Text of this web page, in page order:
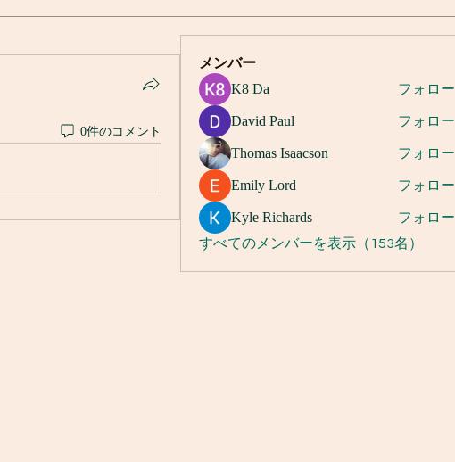
0件のコメント
メンバー
K8 Da フォロー
David Paul フォロー
Thomas Isaacson フォロー
Emily Lord フォロー
Kyle Richards
フォロー
すべてのメンバーを表示（153名）